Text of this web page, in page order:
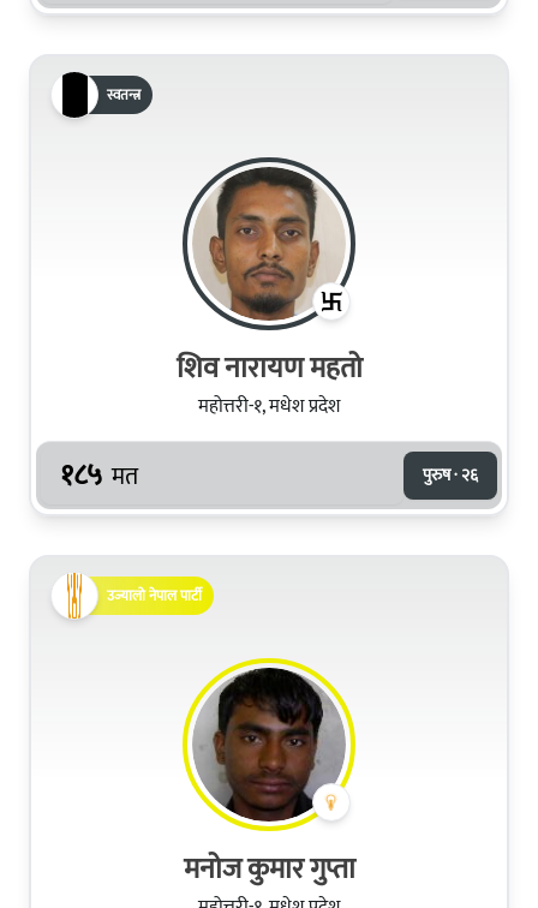
स्वतन्त्र
शिव नारायण महतो
महोत्तरी-१, मधेश प्रदेश
१८५ मत पुरुष · २६
उज्यालो नेपाल पार्टी
मनोज कुमार गुप्ता